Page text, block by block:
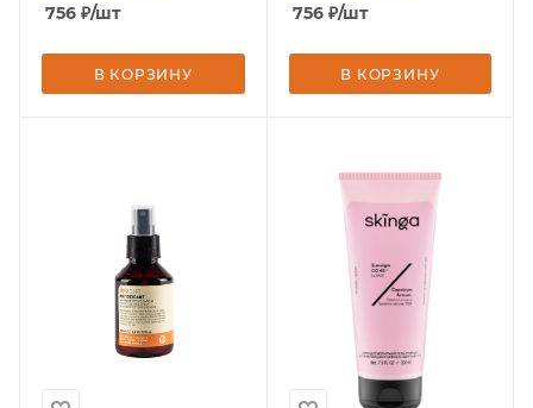
756 ₽/шт
В КОРЗИНУ
756₽/шт
В КОРЗИНУ